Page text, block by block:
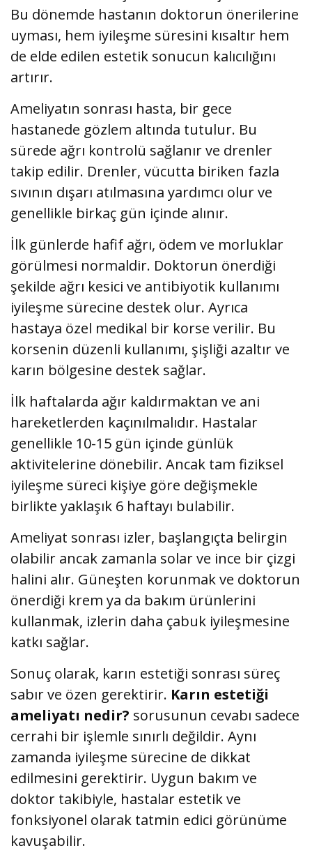
Bu dönemde hastanın doktorun önerilerine
uyması, hem iyileşme süresini kısaltır hem
de elde edilen estetik sonucun kalıcılığını
artırır.
Ameliyatın sonrası hasta, bir gece
hastanede gözlem altında tutulur. Bu
sürede ağrı kontrolü sağlanır ve drenler
takip edilir. Drenler, vücutta biriken fazla
sıvının dışarı atılmasına yardımcı olur ve
genellikle birkaç gün içinde alınır.
İlk günlerde hafif ağrı, ödem ve morluklar
görülmesi normaldir. Doktorun önerdiği
şekilde ağrı kesici ve antibiyotik kullanımı
iyileşme sürecine destek olur. Ayrıca
hastaya özel medikal bir korse verilir. Bu
korsenin düzenli kullanımı, şişliği azaltır ve
karın bölgesine destek sağlar.
İlk haftalarda ağır kaldırmaktan ve ani
hareketlerden kaçınılmalıdır. Hastalar
genellikle 10-15 gün içinde günlük
aktivitelerine dönebilir. Ancak tam fiziksel
iyileşme süreci kişiye göre değişmekle
birlikte yaklaşık 6 haftayı bulabilir.
Ameliyat sonrası izler, başlangıçta belirgin
olabilir ancak zamanla solar ve ince bir çizgi
halini alır. Güneşten korunmak ve doktorun
önerdiği krem ya da bakım ürünlerini
kullanmak, izlerin daha çabuk iyileşmesine
katkı sağlar.
Sonuç olarak, karın estetiği sonrası süreç
sabır ve özen gerektirir. Karın estetiği
ameliyatı nedir? sorusunun cevabı sadece
cerrahi bir işlemle sınırlı değildir. Aynı
zamanda iyileşme sürecine de dikkat
edilmesini gerektirir. Uygun bakım ve
doktor takibiyle, hastalar estetik ve
fonksiyonel olarak tatmin edici görünüme
kavuşabilir.